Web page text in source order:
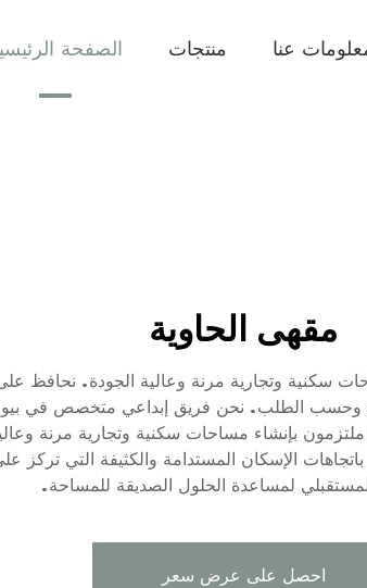
الصفحة منتجات عنا
مقهى الحاوية
بإنشاء مساحات سكنية وتجارية مرنة وعالية
وحسب الطلب. نحن فريق إبداعي متخصص في
بإنشاء مساحات سكنية وتجارية مرنة
الإسكان المستدامة والكثيفة التي تركز
لمساعدة الحلول الصديقة للمساحة.
احصل على عرض سعر